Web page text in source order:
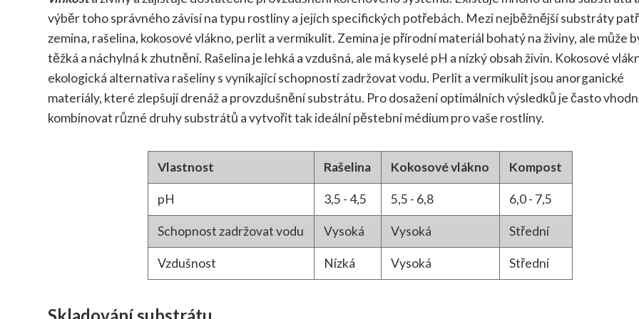
výběr toho správného závisí na typu rostliny a jejích specifických potřebách. Mezi nejběžnější substráty
zemina, rašelina, kokosové vlákno, perlit a vermikulit. Zemina je přírodní materiál bohatý na živiny, ale může
těžká a náchylná k zhutnění. Rašelina je lehká a vzdušná, ale má kyselé pH a nízký obsah živin. Kokosové
ekologická alternativa rašeliny s vynikající schopností zadržovat vodu. Perlit a vermikulit jsou anorganické
materiály, které zlepšují drenáž a provzdušnění substrátu. Pro dosažení optimálních výsledků je často
kombinovat různé druhy substrátů a vytvořit tak ideální pěstební médium pro vaše rostliny.
Vlastnost Rašelina Kokosové vlákno Kompost
pH 3,5 - 4,5 5,5 - 6,8 6,0 - 7,5
Schopnost zadržovat vodu Vysoká Vysoká Střední
Vzdušnost Nízká Vysoká Střední